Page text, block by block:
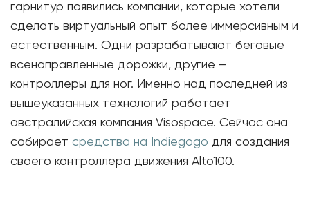
гарнитур появились компании, которые хотели
сделать виртуальный опыт более иммерсивным и
естественным. Одни разрабатывают беговые
всенаправленные дорожки, другие –
контроллеры для ног. Именно над последней из
вышеуказанных технологий работает
австралийская компания Visospace. Сейчас она
собирает средства на Indiegogo для создания
своего контроллера движения Alto100.